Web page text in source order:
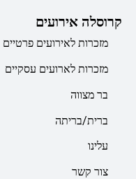
קרוסלה אירועים
מזכרות לאירועים פרטיים
מזכרות לארועים עסקיים
בר מצווה
ברית/בריתה
עלינו
צור קשר